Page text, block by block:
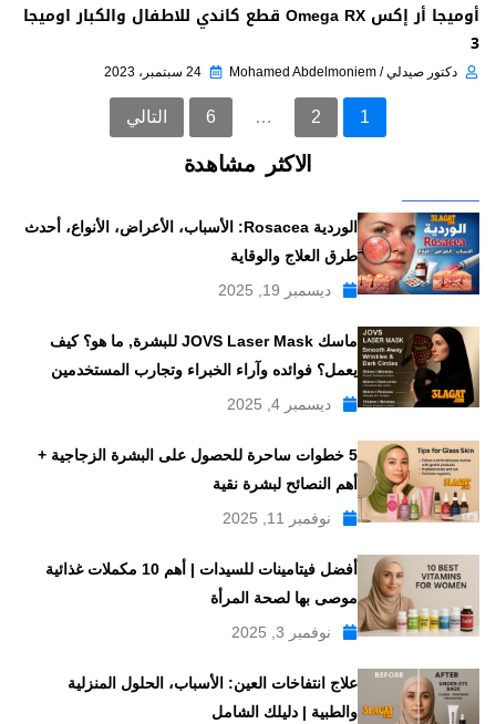
أوميجا أر إكس Omega RX قطع كاندي للاطفال والكبار اوميجا
3
دكتور صيدلي / Mohamed Abdelmoniem 24 سبتمبر، 2023
1
2
…
6 التالي
الاكثر مشاهدة
الوردية Rosacea: الأسباب، الأعراض، الأنواع، أحدث
طرق العلاج والوقاية
ديسمبر 19, 2025
ماسك JOVS Laser Mask للبشرة, ما هو؟ كيف
يعمل؟ فوائده وآراء الخبراء وتجارب المستخدمين
ديسمبر 4, 2025
5 خطوات ساحرة للحصول على البشرة الزجاجية +
أهم النصائح لبشرة نقية
نوفمبر 11, 2025
أفضل فيتامينات للسيدات | أهم 10 مكملات غذائية
موصى بها لصحة المرأة
نوفمبر 3, 2025
علاج انتفاخات العين: الأسباب، الحلول المنزلية
والطبية | دليلك الشامل